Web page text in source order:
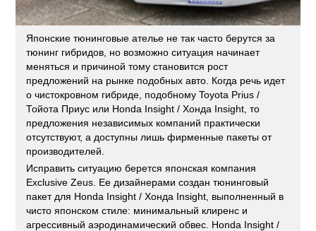
Японские тюнинговые ателье не так часто берутся за
тюнинг гибридов, но возможно ситуация начинает
меняться и причиной тому становится рост
предложений на рынке подобных авто. Когда речь идет
о чистокровном гибриде, подобному Toyota Prius /
Тойота Приус или Honda Insight / Хонда Insight, то
предложения независимых компаний практически
отсутствуют, а доступны лишь фирменные пакеты от
производителей.
Исправить ситуацию берется японская компания
Exclusive Zeus. Ее дизайнерами создан тюнинговый
пакет для Honda Insight / Хонда Insight, выполненный в
чисто японском стиле: минимальный клиренс и
агрессивный аэродинамический обвес. Honda Insight /